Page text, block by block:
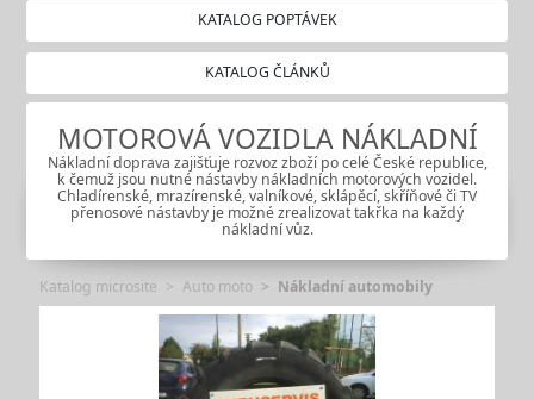
KATALOG POPTÁVEK
KATALOG ČLÁNKŮ
MOTOROVÁ VOZIDLA NÁKLADNÍ
Nákladní doprava zajišťuje rozvoz zboží po celé České republice,
k čemuž jsou nutné nástavby nákladních motorových vozidel.
Chladírenské, mrazírenské, valníkové, sklápěcí, skříňové či TV
přenosové nástavby je možné zrealizovat takřka na každý
nákladní vůz.
Katalog microsite Auto moto Nákladní automobily